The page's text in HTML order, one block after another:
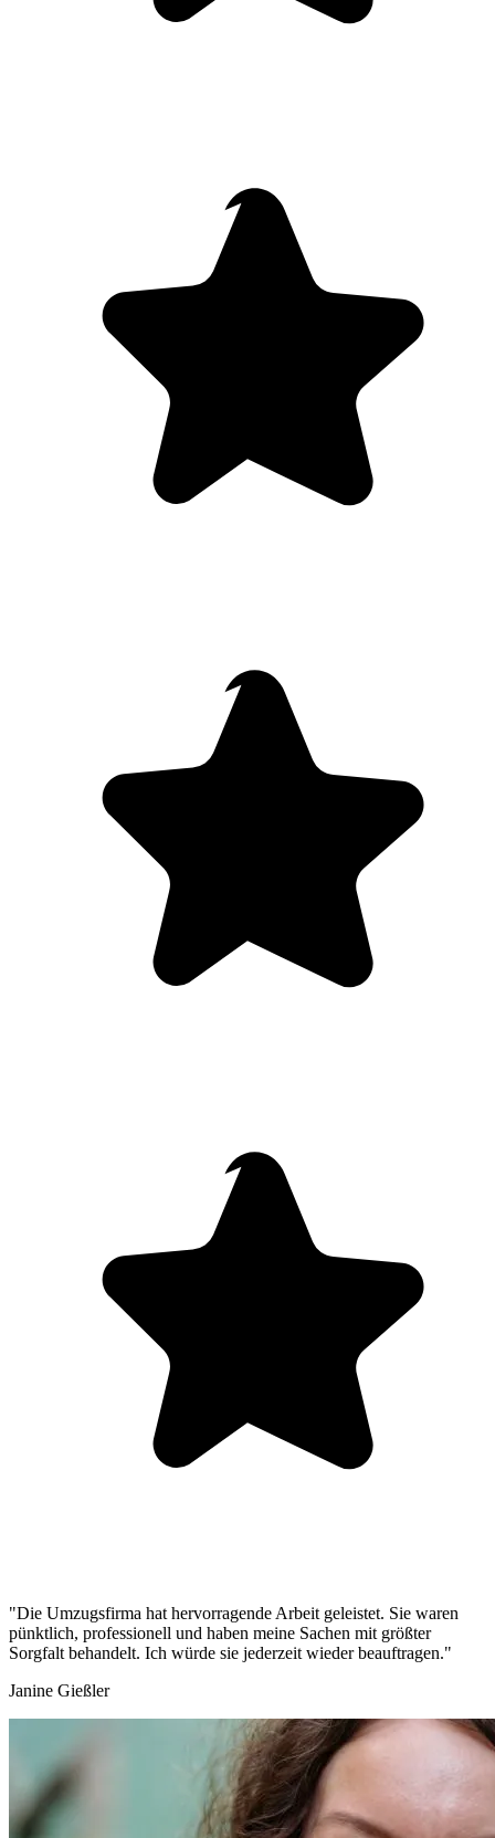
"Die Umzugsfirma hat hervorragende Arbeit geleistet. Sie waren
pünktlich, professionell und haben meine Sachen mit größter
Sorgfalt behandelt. Ich würde sie jederzeit wieder beauftragen."
Janine Gießler